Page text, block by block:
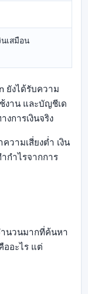
เสมือน
ยังได้รับความ
งาน และบัญชีเด
การเงินจริง
วามเสี่ยงต่ำ เงิน
กำไรจากการ
นวนมากที่ค้นหา
อะไร แต่